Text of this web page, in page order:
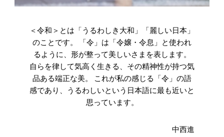
＜令和＞とは「うるわしき大和」「麗しい日本」
のことです。 「令」は「令嬢・令息」と使われ
るように、形が整って美しいさまを表します。
自らを律して気高く生きる、その精神性が持つ気
品ある端正な美。 これが私の感じる「令」の語
感であり、うるわしいという日本語に最も近いと
思っています。
中西進